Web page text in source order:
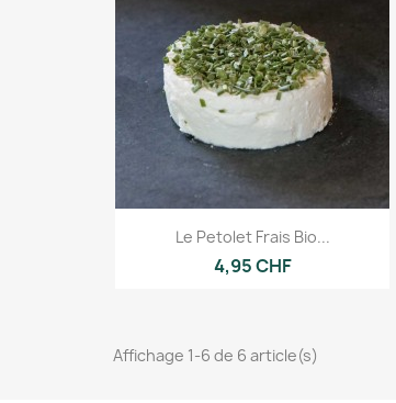
Aperçu rapide
Le Petolet Frais Bio...
4,95 CHF
Affichage 1-6 de 6 article(s)